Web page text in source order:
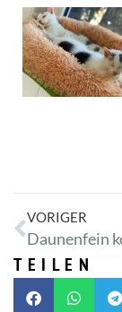
VORIGER
TEILEN